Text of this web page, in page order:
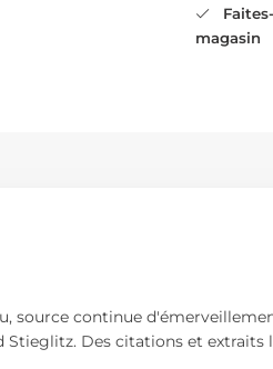
Faites-
magasin
source continue
Des citations et